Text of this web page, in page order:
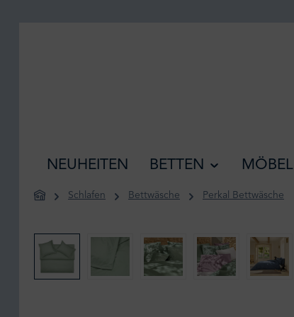
NEUHEITEN BETTEN MÖBEL
Schlafen Bettwäsche Perkal Bettwäsche